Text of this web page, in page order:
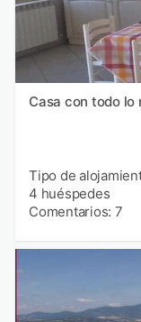
Casa con todo lo
Tipo de
4 huéspedes
Comentarios: 7